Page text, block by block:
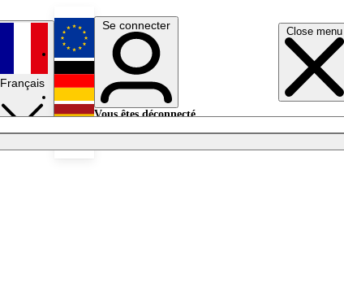
Close menu
Français
English
Deutsch
Se connecter
Vous êtes déconnecté.